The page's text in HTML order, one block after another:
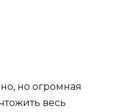
но огромная
весь